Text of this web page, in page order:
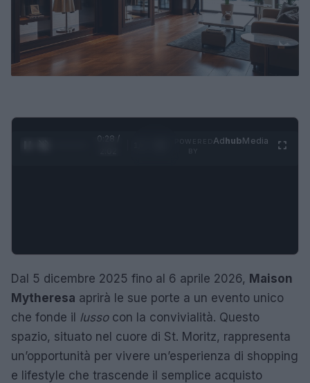
0:29 /
AdhubMedia
Dal 5 dicembre 2025 fino al 6 aprile 2026, Maison
Mytheresa aprirà le sue porte a un evento unico
che fonde il lussocon la convivialità. Questo
spazio, situato nel cuore di St. Moritz, rappresenta
un’opportunità per vivere un’esperienza di shopping
e lifestyle che trascende il semplice acquisto